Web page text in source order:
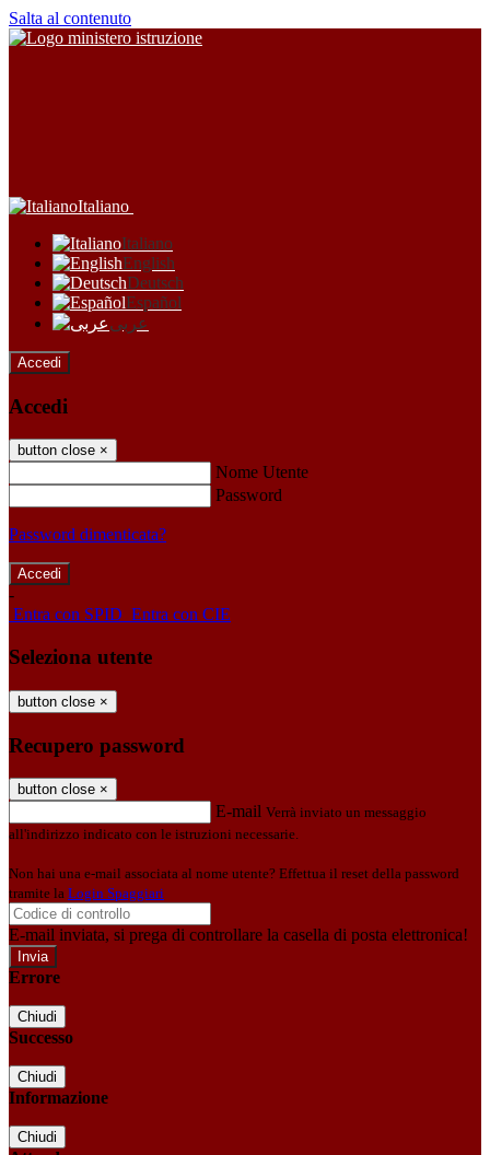
Salta al contenuto
Italiano
Italiano
English
Deutsch
Español
عربى
Accedi
Accedi
button close ×
Nome Utente
Password
Password dimenticata?
-
Entra con SPID Entra con CIE
Seleziona utente
button close ×
Recupero password
button close ×
E-mail Verrà inviato un messaggio
all'indirizzo indicato con le istruzioni necessarie.
Non hai una e-mail associata al nome utente? Effettua il reset della password
tramite la Login Spaggiari
E-mail inviata, si prega di controllare la casella di posta elettronica!
Errore
Chiudi
Successo
Chiudi
Informazione
Chiudi